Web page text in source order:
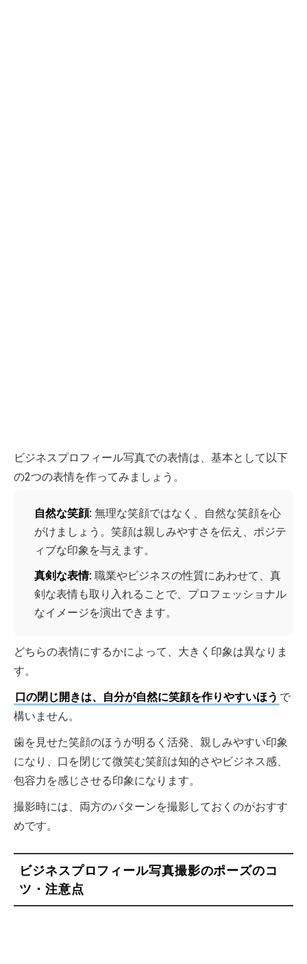
ビジネスプロフィール写真での表情は、基本として以下
の2つの表情を作ってみましょう。
自然な笑顔: 無理な笑顔ではなく、自然な笑顔を心
がけましょう。笑顔は親しみやすさを伝え、ポジテ
ィブな印象を与えます。
真剣な表情: 職業やビジネスの性質にあわせて、真
剣な表情も取り入れることで、プロフェッショナル
なイメージを演出できます。
どちらの表情にするかによって、大きく印象は異なりま
す。
口の閉じ開きは、自分が自然に笑顔を作りやすいほう で
構いません。
歯を見せた笑顔のほうが明るく活発、親しみやすい印象
になり、口を閉じて微笑む笑顔は知的さやビジネス感、
包容力を感じさせる印象になります。
撮影時には、両方のパターンを撮影しておくのがおすす
めです。
ビジネスプロフィール写真撮影のポーズのコ
ツ・注意点